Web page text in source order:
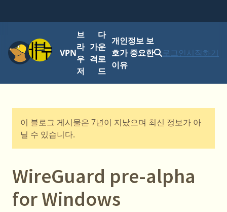
메뉴VPN
브
라
우
저
가
격
다
운
로
드
개인정보 보
호가 중요한
이유
로그인시작하기
이 블로그 게시물은 7년이 지났으며 최신 정보가 아
닐 수 있습니다.
WireGuard pre-alpha
for Windows